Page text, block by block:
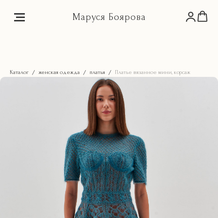
Маруся Боярова
Каталог женская одежда платья Платье вязанное мини, корсаж